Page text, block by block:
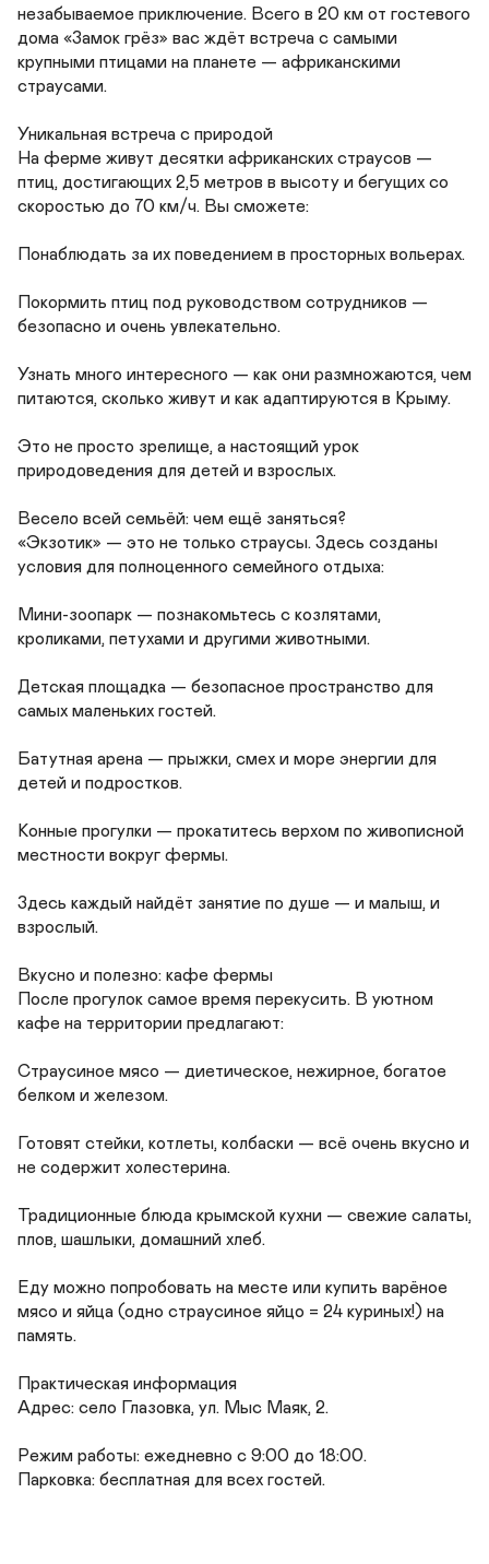
незабываемое приключение. Всего в 20 км от гостевого
дома «Замок грёз» вас ждёт встреча с самыми
крупными птицами на планете — африканскими
страусами.
Уникальная встреча с природой
На ферме живут десятки африканских страусов —
птиц, достигающих 2,5 метров в высоту и бегущих со
скоростью до 70 км/ч. Вы сможете:
Понаблюдать за их поведением в просторных вольерах.
Покормить птиц под руководством сотрудников —
безопасно и очень увлекательно.
Узнать много интересного — как они размножаются, чем
питаются, сколько живут и как адаптируются в Крыму.
Это не просто зрелище, а настоящий урок
природоведения для детей и взрослых.
Весело всей семьёй: чем ещё заняться?
«Экзотик» — это не только страусы. Здесь созданы
условия для полноценного семейного отдыха:
Мини-зоопарк — познакомьтесь с козлятами,
кроликами, петухами и другими животными.
Детская площадка — безопасное пространство для
самых маленьких гостей.
Батутная арена — прыжки, смех и море энергии для
детей и подростков.
Конные прогулки — прокатитесь верхом по живописной
местности вокруг фермы.
Здесь каждый найдёт занятие по душе — и малыш, и
взрослый.
Вкусно и полезно: кафе фермы
После прогулок самое время перекусить. В уютном
кафе на территории предлагают:
Страусиное мясо — диетическое, нежирное, богатое
белком и железом.
Готовят стейки, котлеты, колбаски — всё очень вкусно и
не содержит холестерина.
Традиционные блюда крымской кухни — свежие салаты,
плов, шашлыки, домашний хлеб.
Еду можно попробовать на месте или купить варёное
мясо и яйца (одно страусиное яйцо = 24 куриных!) на
память.
Практическая информация
Адрес: село Глазовка, ул. Мыс Маяк, 2.
Режим работы: ежедневно с 9:00 до 18:00.
Парковка: бесплатная для всех гостей.